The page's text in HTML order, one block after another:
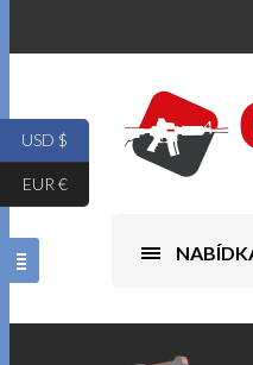
USD $
EUR €